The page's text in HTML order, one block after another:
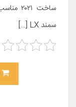
سمند LX […]